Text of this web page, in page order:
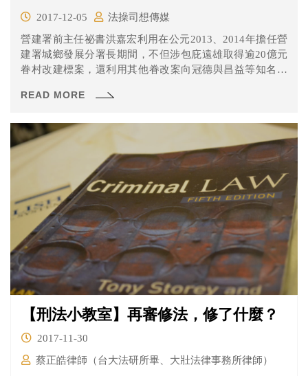
2017-12-05
法操司想傳媒
​營建署前主任祕書洪嘉宏利用在公元2013、2014年擔任營
建署城鄉發展分署長期間，不但涉包庇遠雄取得逾20億元
眷村改建標案，還利用其他眷改案向冠德與昌益等知名建
READ MORE
【刑法小教室】再審修法，修了什麼？
2017-11-30
蔡正皓律師（台大法研所畢、大壯法律事務所律師）